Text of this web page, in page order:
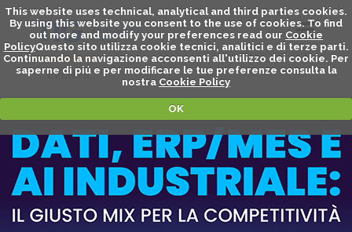
This website uses technical, analytical and third parties cookies.
By using this website you consent to the use of cookies. To find
out more and modify your preferences read our Cookie
PolicyQuesto sito utilizza cookie tecnici, analitici e di terze parti.
Continuando la navigazione acconsenti all'utilizzo dei cookie. Per
saperne di piú e per modificare le tue preferenze consulta la
nostra Cookie Policy
OK
EVENTS